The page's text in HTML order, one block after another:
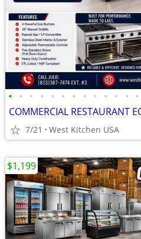
• • • • • • • • • • • • •
7/21 West Kitchen USA
$1,199